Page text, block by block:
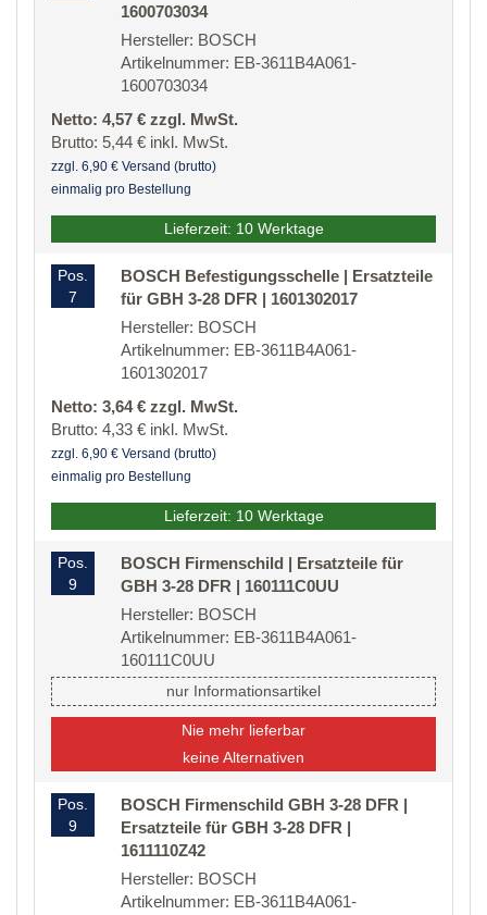
1600703034
Hersteller: BOSCH
Artikelnummer: EB-3611B4A061-
1600703034
Netto: 4,57 € zzgl. MwSt.
Brutto: 5,44 € inkl. MwSt.
zzgl. 6,90 € Versand (brutto)
einmalig pro Bestellung
Lieferzeit: 10 Werktage
Pos.
7
BOSCH Befestigungsschelle | Ersatzteile
für GBH 3-28 DFR | 1601302017
Hersteller: BOSCH
Artikelnummer: EB-3611B4A061-
1601302017
Netto: 3,64 € zzgl. MwSt.
Brutto: 4,33 € inkl. MwSt.
zzgl. 6,90 € Versand (brutto)
einmalig pro Bestellung
Lieferzeit: 10 Werktage
Pos.
9
BOSCH Firmenschild | Ersatzteile für
GBH 3-28 DFR | 160111C0UU
Hersteller: BOSCH
Artikelnummer: EB-3611B4A061-
160111C0UU
nur Informationsartikel
Nie mehr lieferbar
keine Alternativen
Pos.
9
BOSCH Firmenschild GBH 3-28 DFR |
Ersatzteile für GBH 3-28 DFR |
1611110Z42
Hersteller: BOSCH
Artikelnummer: EB-3611B4A061-